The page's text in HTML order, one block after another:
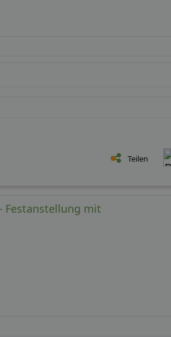
Teilen
Festanstellung mit